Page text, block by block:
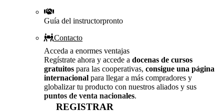
Guía del instructorpronto
Contacto
Acceda a enormes ventajas
Regístrate ahora y accede a docenas de cursos
gratuitos para las cooperativas, consigue una página
internacional para llegar a más compradores y
globalizar tu producto con nuestros aliados y sus
puntos de venta nacionales.
REGISTRAR